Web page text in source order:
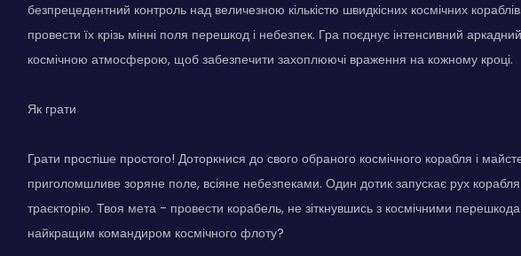
безпрецедентний контроль над величезною кількістю швидкісних космічних
провести їх крізь мінні поля перешкод і небезпек. Гра поєднує інтенсивний
космічною атмосферою, щоб забезпечити захоплюючі враження на кожному кроці.
Як грати
Грати простіше простого! Доторкнися до свого обраного космічного корабля і
приголомшливе зоряне поле, всіяне небезпеками. Один дотик запускає рух корабля
траєкторію. Твоя мета - провести корабель, не зіткнувшись з космічними
найкращим командиром космічного флоту?